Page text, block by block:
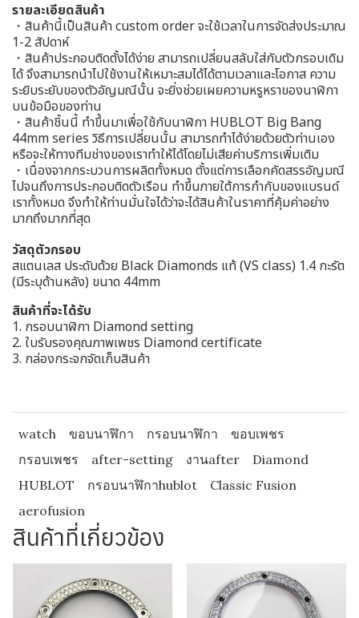
รายละเอียดสินค้า
・สินค้านี้เป็นสินค้า custom order จะใช้เวลาในการจัดส่งประมาณ
1-2 สัปดาห์
・สินค้าประกอบติดตั้งได้ง่าย สามารถเปลี่ยนสลับใส่กับตัวกรอบเดิม
ได้ จึงสามารถนำไปใช้งานให้เหมาะสมได้ได้ตามเวลาและโอกาส ความ
ระยิบระยับของตัวอัญมณีนั้น จะยิ่งช่วยเผยความหรูหราของนาฬิกา
บนข้อมือของท่าน
・สินค้าชิ้นนี้ ทำขึ้นมาเพื่อใช้กับนาฬิกา HUBLOT Big Bang
44mm series วิธีการเปลี่ยนนั้น สามารถทำได้ง่ายด้วยตัวท่านเอง
หรือจะให้ทางทีมช่างของเราทำให้ได้โดยไม่เสียค่าบริการเพิ่มเติม
・เนื่องจากกระบวนการผลิตทั้งหมด ตั้งแต่การเลือกคัดสรรอัญมณี
ไปจนถึงการประกอบติดตัวเรือน ทำขึ้นภายใต้การกำกับของแบรนด์
เราทั้งหมด จึงทำให้ท่านมั่นใจได้ว่าจะได้สินค้าในราคาที่คุ้มค่าอย่าง
มากถึงมากที่สุด
วัสดุตัวกรอบ
สแตนเลส ประดับด้วย Black Diamonds แท้ (VS class) 1.4 กะรัต
(มีระบุด้านหลัง) ขนาด 44mm
สินค้าที่จะได้รับ
1. กรอบนาฬิกา Diamond setting
2. ใบรับรองคุณภาพเพชร Diamond certificate
3. กล่องกระจกจัดเก็บสินค้า
watch ขอบนาฬิกา กรอบนาฬิกา
ขอบเพชร
กรอบเพชร
after-setting งานafter
Diamond
HUBLOT
กรอบนาฬิกาhublot
Classic Fusion
aerofusion
สินค้าที่เกี่ยวข้อง